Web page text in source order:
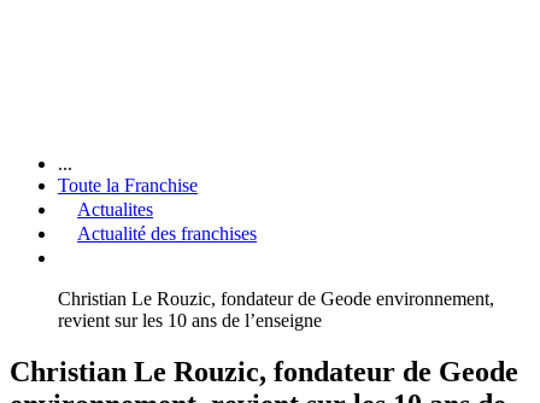
...
Toute la Franchise
Actualites
Actualité des franchises
Christian Le Rouzic, fondateur de Geode environnement,
revient sur les 10 ans de l’enseigne
Christian Le Rouzic, fondateur de Geode